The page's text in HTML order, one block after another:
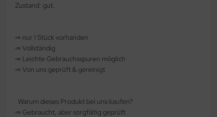
Zustand: gut.
⇒ nur 1 Stück vorhanden
⇒ Vollständig
⇒ ️ Leichte Gebrauchsspuren möglich
⇒ Von uns geprüft & gereinigt
Warum dieses Produkt bei uns kaufen?
⇒ ️ Gebraucht, aber sorgfältig geprüft
/ Lernen